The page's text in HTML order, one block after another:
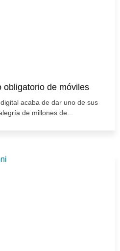
obligatorio de móviles
acaba de dar uno de sus
de millones de...